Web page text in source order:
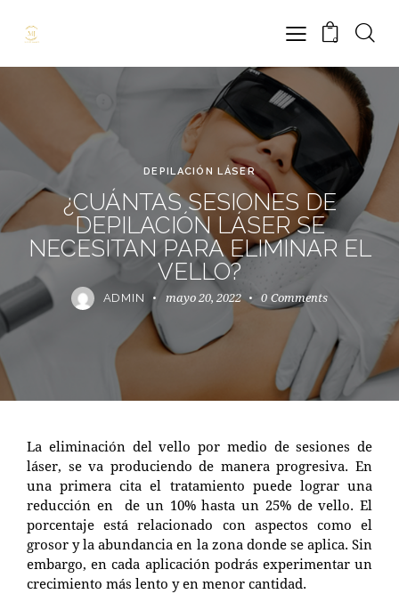
0
DEPILACIÓN LÁSER
¿CUÁNTAS SESIONES DE
DEPILACIÓN LÁSER SE
NECESITAN PARA ELIMINAR EL
VELLO?
ADMIN mayo 20, 2022 0 Comments
La eliminación del vello por medio de sesiones de
láser, se va produciendo de manera progresiva. En
una primera cita el tratamiento puede lograr una
reducción en de un 10% hasta un 25% de vello. El
porcentaje está relacionado con aspectos como el
grosor y la abundancia en la zona donde se aplica. Sin
embargo, en cada aplicación podrás experimentar un
crecimiento más lento y en menor cantidad.